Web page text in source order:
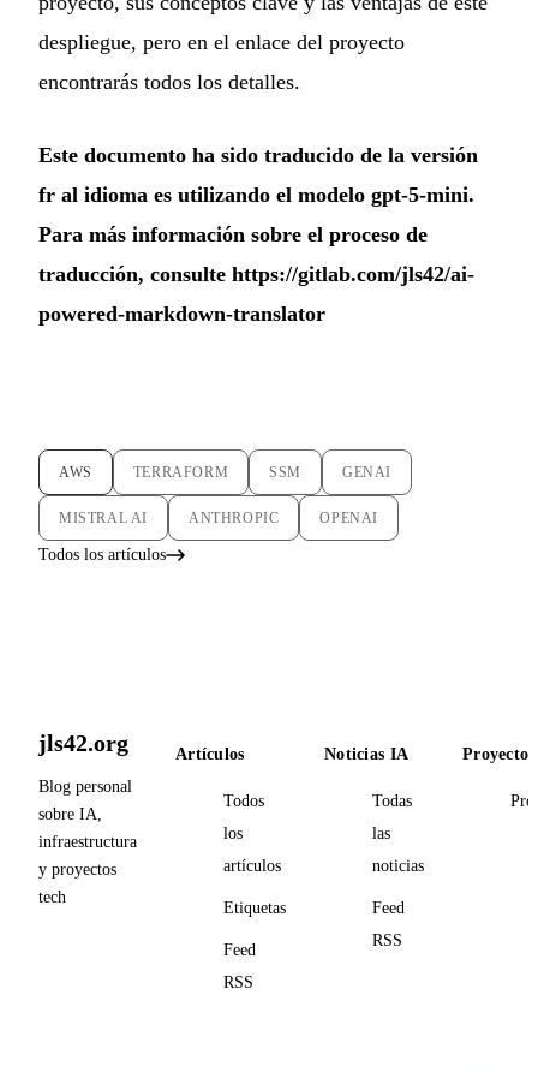
despliegue, pero en el enlace del proyecto
encontrarás todos los detalles.
Este documento ha sido traducido de la versión
fr al idioma es utilizando el modelo gpt-5-mini.
Para más información sobre el proceso de
traducción, consulte https://gitlab.com/jls42/ai-
powered-markdown-translator
AWS TERRAFORM SSM GENAI
MISTRAL AI ANTHROPIC OPENAI
Todos los artículos
jls42.org
Blog personal
sobre IA,
infraestructura
y proyectos
tech
Artículos
Todos
los
artículos
Etiquetas
Feed
RSS
Noticias IA
Todas
las
noticias
Feed
RSS
Proyectos